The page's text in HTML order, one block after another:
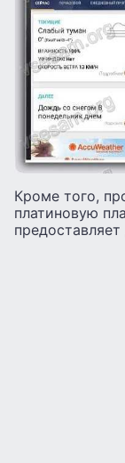
Кроме того,
платиновую